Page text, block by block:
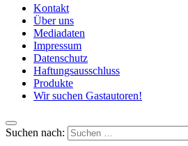
Kontakt
Über uns
Mediadaten
Impressum
Datenschutz
Haftungsausschluss
Produkte
Wir suchen Gastautoren!
Suchen nach: